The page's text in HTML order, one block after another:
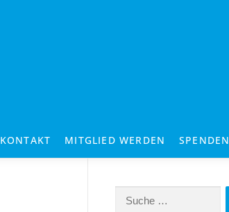
KONTAKT MITGLIED WERDEN SPENDEN
Suche